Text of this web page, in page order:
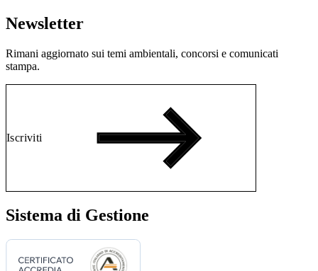
Newsletter
Rimani aggiornato sui temi ambientali, concorsi e comunicati
stampa.
Iscriviti
Sistema di Gestione